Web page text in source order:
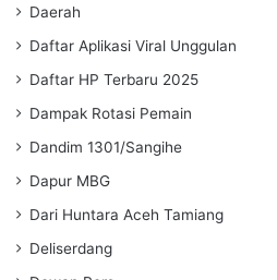
Daerah
Daftar Aplikasi Viral Unggulan
Daftar HP Terbaru 2025
Dampak Rotasi Pemain
Dandim 1301/Sangihe
Dapur MBG
Dari Huntara Aceh Tamiang
Deliserdang